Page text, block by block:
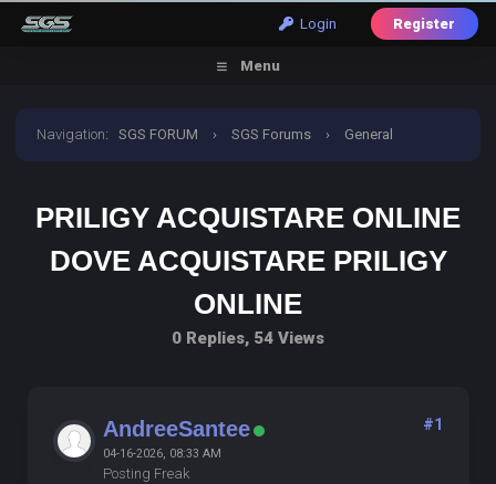
Login Register
Menu
Navigation:SGS FORUM › SGS Forums › General
PRILIGY ACQUISTARE ONLINE
DOVE ACQUISTARE PRILIGY
ONLINE
0 Replies, 54 Views
AndreeSantee
04-16-2026, 08:33 AM
Posting Freak
#1